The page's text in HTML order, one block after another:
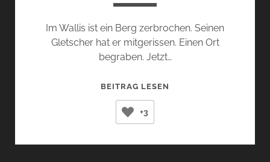
Im Wallis ist ein Berg zerbrochen. Seinen
Gletscher hat er mitgerissen. Einen Ort
begraben. Jetzt…
BEITRAG LESEN
+3